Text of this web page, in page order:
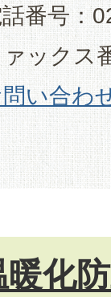
番号：
ックス
い合わ
化